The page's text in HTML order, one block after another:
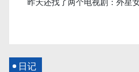
昨天还找了两个电视剧：外星
日记